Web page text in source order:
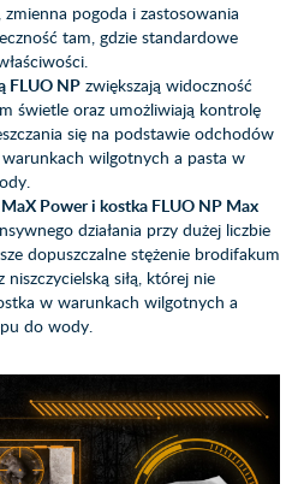
pogoda i zastosowania
tam, gdzie standardowe
FLUO NP zwiększają widoczność
świetle oraz umożliwiają kontrolę
się na podstawie odchodów
wilgotnych a pasta w
Power i kostka FLUO NP Max
działania przy dużej liczbie
dopuszczalne stężenie brodifakum
siłą, której nie
w warunkach wilgotnych a
do wody.